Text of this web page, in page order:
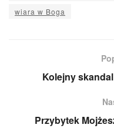
wiara w Boga
Kolejny
Przybytek